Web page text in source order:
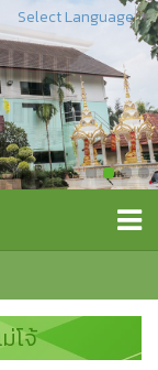
Select Language▼
โจ้